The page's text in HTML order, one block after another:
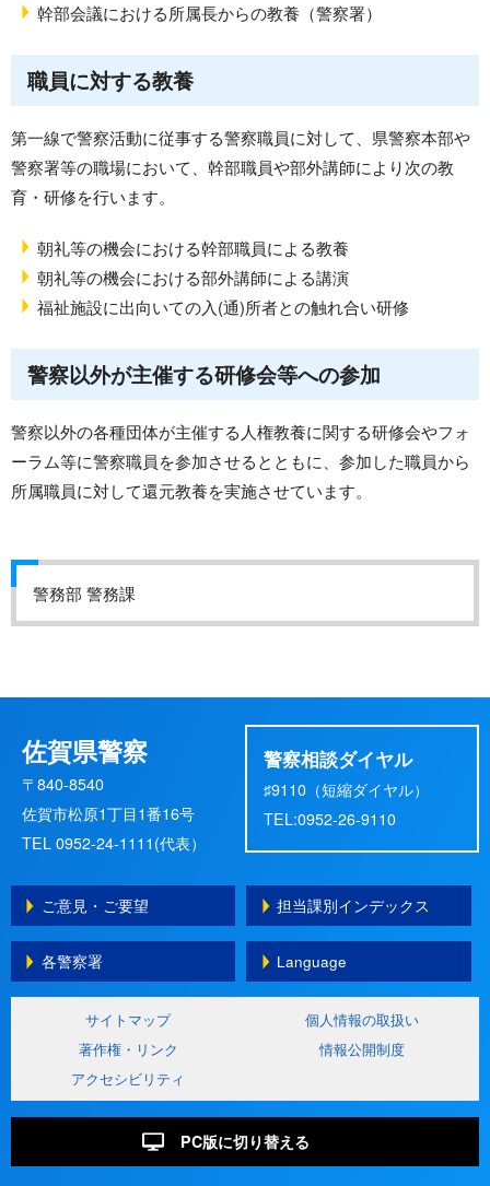
幹部会議における所属長からの教養（警察署）
職員に対する教養
第一線で警察活動に従事する警察職員に対して、県警察本部や
警察署等の職場において、幹部職員や部外講師により次の教
育・研修を行います。
朝礼等の機会における幹部職員による教養
朝礼等の機会における部外講師による講演
福祉施設に出向いての入(通)所者との触れ合い研修
警察以外が主催する研修会等への参加
警察以外の各種団体が主催する人権教養に関する研修会やフォ
ーラム等に警察職員を参加させるとともに、参加した職員から
所属職員に対して還元教養を実施させています。
警務部 警務課
佐賀県警察
〒840-8540
佐賀市松原1丁目1番16号
TEL 0952-24-1111(代表）
警察相談ダイヤル
♯9110（短縮ダイヤル）
TEL:0952-26-9110
ご意見・ご要望 担当課別インデックス
各警察署 Language
サイトマップ
個人情報の取扱い
著作権・リンク
情報公開制度
アクセシビリティ
PC版に切り替える